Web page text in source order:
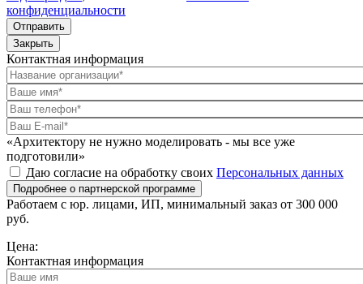
конфиденциальности
Отправить
Закрыть
Контактная информация
«Архитектору не нужно моделировать - мы все уже
подготовили»
Даю согласие на обработку своих Персональных данных
Подробнее о партнерской программе
Работаем с юр. лицами, ИП, минимальный заказ от 300 000
руб.
Цена:
Контактная информация